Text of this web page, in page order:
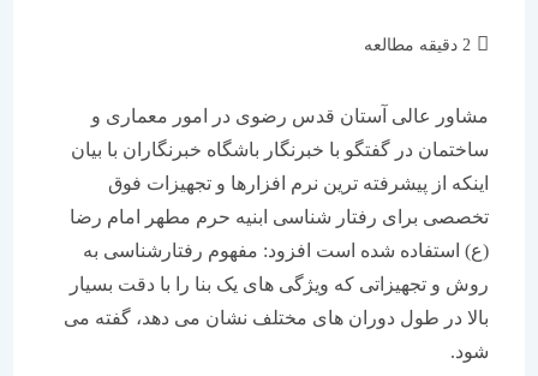
مشاور عالی آستان قدس رضوی در امور معماری و
ساختمان در گفتگو با خبرنگار باشگاه خبرنگاران با بیان
اینکه از پیشرفته ترین نرم افزارها و تجهیزات فوق
تخصصی برای رفتار شناسی ابنیه حرم مطهر امام رضا
(ع) استفاده شده است افزود: مفهوم رفتارشناسی به
روش و تجهیزاتی که ویژگی های یک بنا را با دقت بسیار
بالا در طول دوران های مختلف نشان می دهد، گفته می